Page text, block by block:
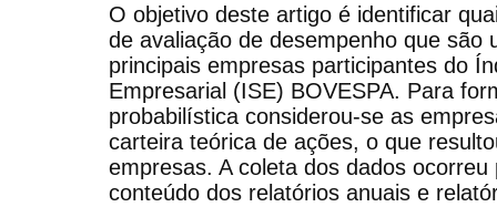
O objetivo deste artigo é identificar
de avaliação de desempenho que são
principais empresas participantes do
Empresarial (ISE) BOVESPA. Para
probabilística considerou-se as
carteira teórica de ações, o que
empresas. A coleta dos dados
conteúdo dos relatórios anuais e